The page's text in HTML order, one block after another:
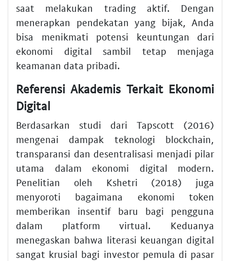
saat melakukan trading aktif. Dengan
menerapkan pendekatan yang bijak, Anda
bisa menikmati potensi keuntungan dari
ekonomi digital sambil tetap menjaga
keamanan data pribadi.
Referensi Akademis Terkait Ekonomi
Digital
Berdasarkan studi dari Tapscott (2016)
mengenai dampak teknologi blockchain,
transparansi dan desentralisasi menjadi pilar
utama dalam ekonomi digital modern.
Penelitian oleh Kshetri (2018) juga
menyoroti bagaimana ekonomi token
memberikan insentif baru bagi pengguna
dalam platform virtual. Keduanya
menegaskan bahwa literasi keuangan digital
sangat krusial bagi investor pemula di pasar